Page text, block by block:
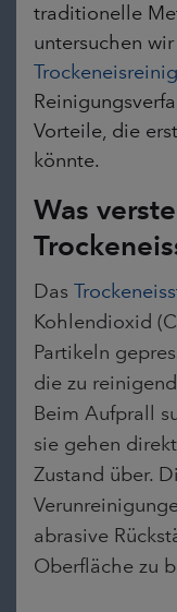
traditionelle
untersuchen
Vorteile, die
könnte.
Was
Das
Kohlendioxid
Partikeln
die zu
Beim Aufprall
sie gehen
Zustand über.
abrasive
Oberfläche zu